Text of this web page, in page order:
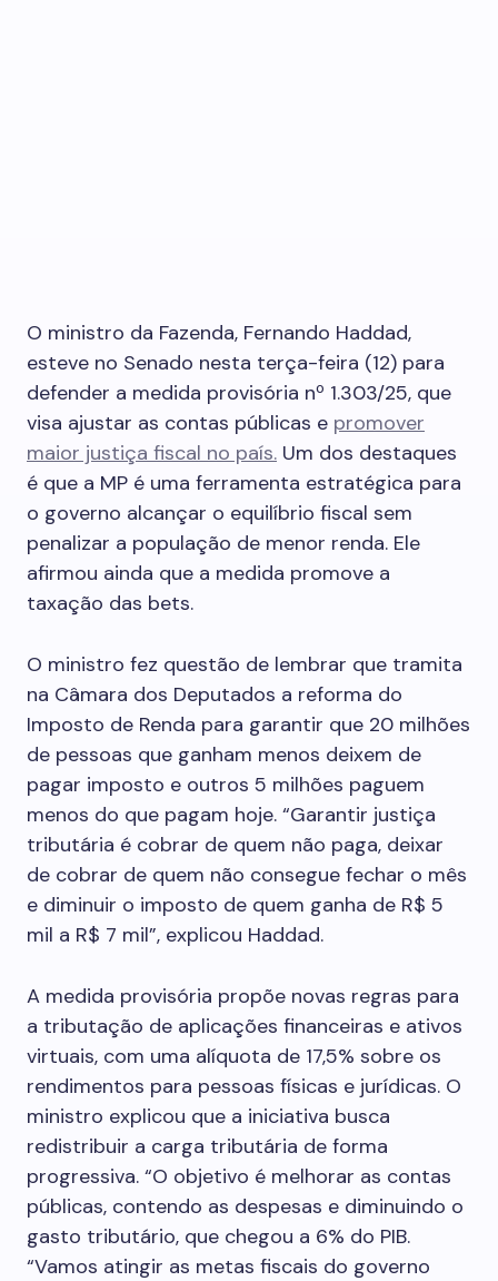
O ministro da Fazenda, Fernando Haddad,
esteve no Senado nesta terça-feira (12) para
defender a medida provisória nº 1.303/25, que
visa ajustar as contas públicas e promover
maior justiça fiscal no país. Um dos destaques
é que a MP é uma ferramenta estratégica para
o governo alcançar o equilíbrio fiscal sem
penalizar a população de menor renda. Ele
afirmou ainda que a medida promove a
taxação das bets.
O ministro fez questão de lembrar que tramita
na Câmara dos Deputados a reforma do
Imposto de Renda para garantir que 20 milhões
de pessoas que ganham menos deixem de
pagar imposto e outros 5 milhões paguem
menos do que pagam hoje. “Garantir justiça
tributária é cobrar de quem não paga, deixar
de cobrar de quem não consegue fechar o mês
e diminuir o imposto de quem ganha de R$ 5
mil a R$ 7 mil”, explicou Haddad.
A medida provisória propõe novas regras para
a tributação de aplicações financeiras e ativos
virtuais, com uma alíquota de 17,5% sobre os
rendimentos para pessoas físicas e jurídicas. O
ministro explicou que a iniciativa busca
redistribuir a carga tributária de forma
progressiva. “O objetivo é melhorar as contas
públicas, contendo as despesas e diminuindo o
gasto tributário, que chegou a 6% do PIB.
“Vamos atingir as metas fiscais do governo